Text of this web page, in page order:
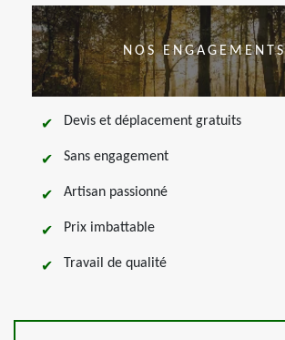
NOS ENGAGEMENTS
Devis et déplacement gratuits
Sans engagement
Artisan passionné
Prix imbattable
Travail de qualité